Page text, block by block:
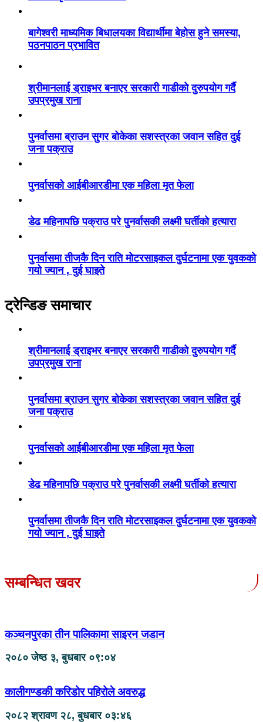
बागेश्वरी माध्यमिक बिधालयका विद्यार्थीमा बेहोस हुने समस्या,
पठनपाठन प्रभावित
श्रीमानलाई ड्राइभर बनाएर सरकारी गाडीको दुरुपयोग गर्दै
उपप्रमुख राना
पुनर्वासमा ब्राउन सुगर बोकेका सशस्त्रका जवान सहित दुई
जना पक्राउ
पुनर्वासको आईबीआरडीमा एक महिला मृत फेला
डेढ महिनापछि पक्राउ परे पुनर्वासकी लक्ष्मी घर्तीको हत्यारा
पुनर्वासमा तीजकै दिन राति मोटरसाइकल दुर्घटनामा एक युवकको
गयो ज्यान , दुई घाइते
ट्रेन्डिङ समाचार
श्रीमानलाई ड्राइभर बनाएर सरकारी गाडीको दुरुपयोग गर्दै
उपप्रमुख राना
पुनर्वासमा ब्राउन सुगर बोकेका सशस्त्रका जवान सहित दुई
जना पक्राउ
पुनर्वासको आईबीआरडीमा एक महिला मृत फेला
डेढ महिनापछि पक्राउ परे पुनर्वासकी लक्ष्मी घर्तीको हत्यारा
पुनर्वासमा तीजकै दिन राति मोटरसाइकल दुर्घटनामा एक युवकको
गयो ज्यान , दुई घाइते
सम्बन्धित खवर
कञ्चनपुरका तीन पालिकामा साइरन जडान
२०८० जेष्ठ ३, बुधबार ०९:०४
कालीगण्डकी करिडोर पहिरोले अवरुद्ध
२०८२ श्रावण २८, बुधबार ०३:४६